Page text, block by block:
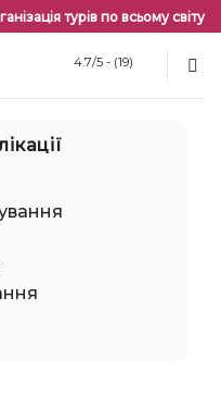
турів по всьому світу
4.7/5 - (19)